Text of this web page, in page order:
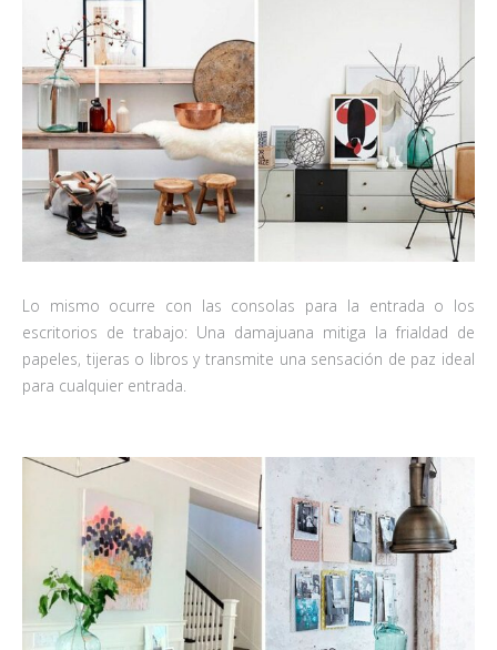
Lo mismo ocurre con las consolas para la entrada o los
escritorios de trabajo: Una damajuana mitiga la frialdad de
papeles, tijeras o libros y transmite una sensación de paz ideal
para cualquier entrada.